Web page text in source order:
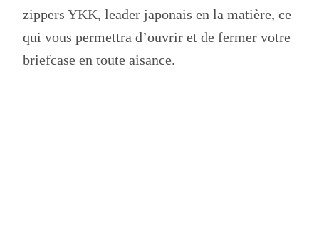
zippers YKK, leader japonais en la matière, ce
qui vous permettra d’ouvrir et de fermer votre
briefcase en toute aisance.